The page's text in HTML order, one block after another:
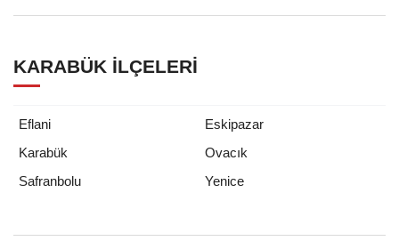
KARABÜK İLÇELERI
Eflani
Eskipazar
Karabük
Ovacık
Safranbolu
Yenice